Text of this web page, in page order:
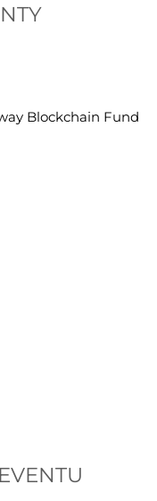
Blockchain Fund